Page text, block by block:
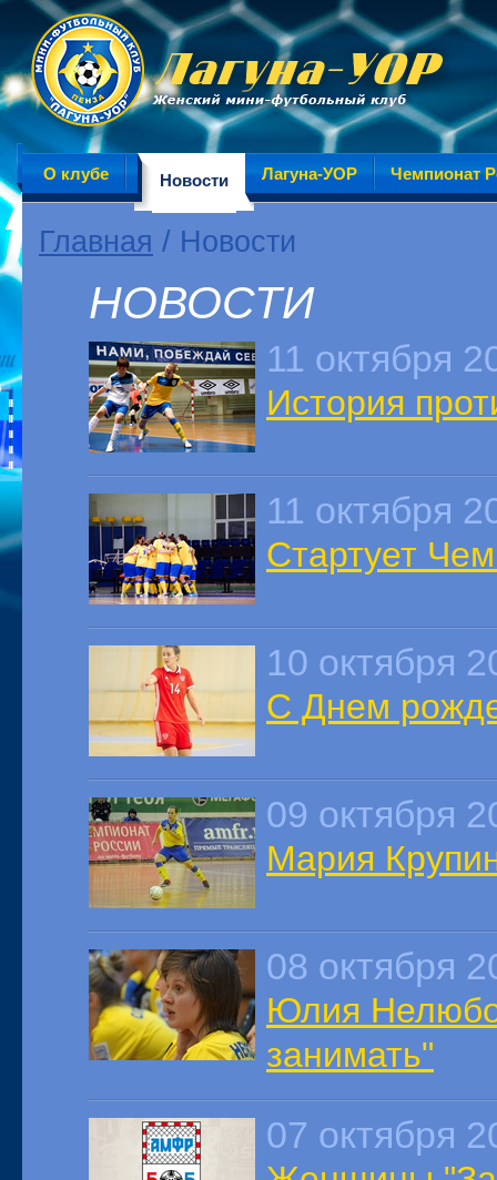
О клубе Новости Лагуна-УОР Чемпионат
Главная / Новости
НОВОСТИ
11 октября
История
11 октября
Стартует
10 октября
С Днем
09 октября
Мария
08 октября
Юлия
занимать"
07 октября